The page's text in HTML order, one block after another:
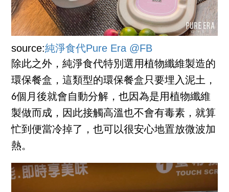
source:純淨食代Pure Era @FB
除此之外，純淨食代特別選用植物纖維製造的
環保餐盒，這類型的環保餐盒只要埋入泥土，
6個月後就會自動分解，也因為是用植物纖維
製做而成，因此接觸高溫也不會有毒素，就算
忙到便當冷掉了，也可以很安心地置放微波加
熱。